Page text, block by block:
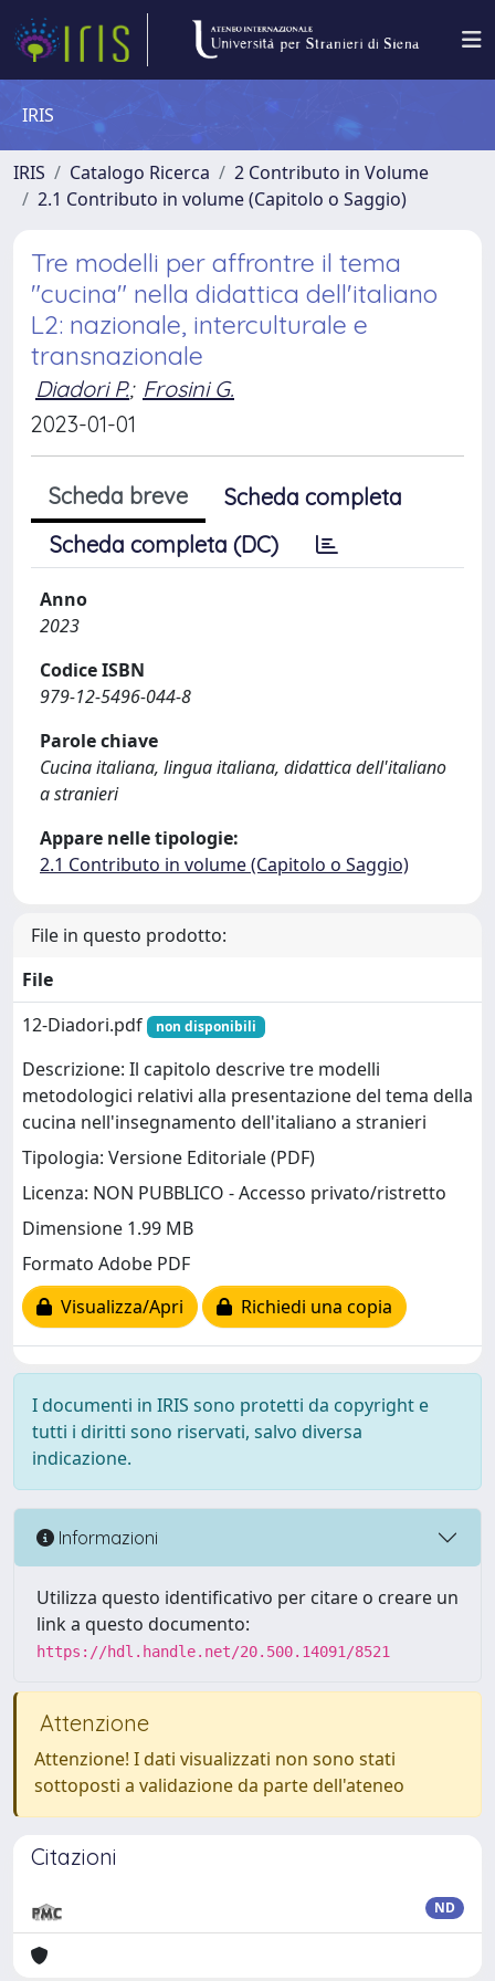
IRIS
IRIS Catalogo Ricerca
2 Contributo in Volume
2.1 Contributo in volume (Capitolo o Saggio)
Tre modelli per affrontre il tema
"cucina" nella didattica dell'italiano
L2: nazionale, interculturale e
transnazionale
Diadori P.; Frosini G.
2023-01-01
Scheda breve
Scheda completa
Scheda completa (DC)
Anno
2023
Codice ISBN
979-12-5496-044-8
Parole chiave
Cucina italiana, lingua italiana, didattica dell'italiano
a stranieri
Appare nelle tipologie:
2.1 Contributo in volume (Capitolo o Saggio)
File in questo prodotto:
File
12-Diadori.pdf
non disponibili
Descrizione: Il capitolo descrive tre modelli
metodologici relativi alla presentazione del tema della
cucina nell'insegnamento dell'italiano a stranieri
Tipologia: Versione Editoriale (PDF)
Licenza: NON PUBBLICO - Accesso privato/ristretto
Dimensione 1.99 MB
Formato Adobe PDF
Visualizza/Apri
Richiedi una copia
I documenti in IRIS sono protetti da copyright e
tutti i diritti sono riservati, salvo diversa
indicazione.
Informazioni
Utilizza questo identificativo per citare o creare un
link a questo documento:
https://hdl.handle.net/20.500.14091/8521
Attenzione
Attenzione! I dati visualizzati non sono stati
sottoposti a validazione da parte dell'ateneo
Citazioni
ND